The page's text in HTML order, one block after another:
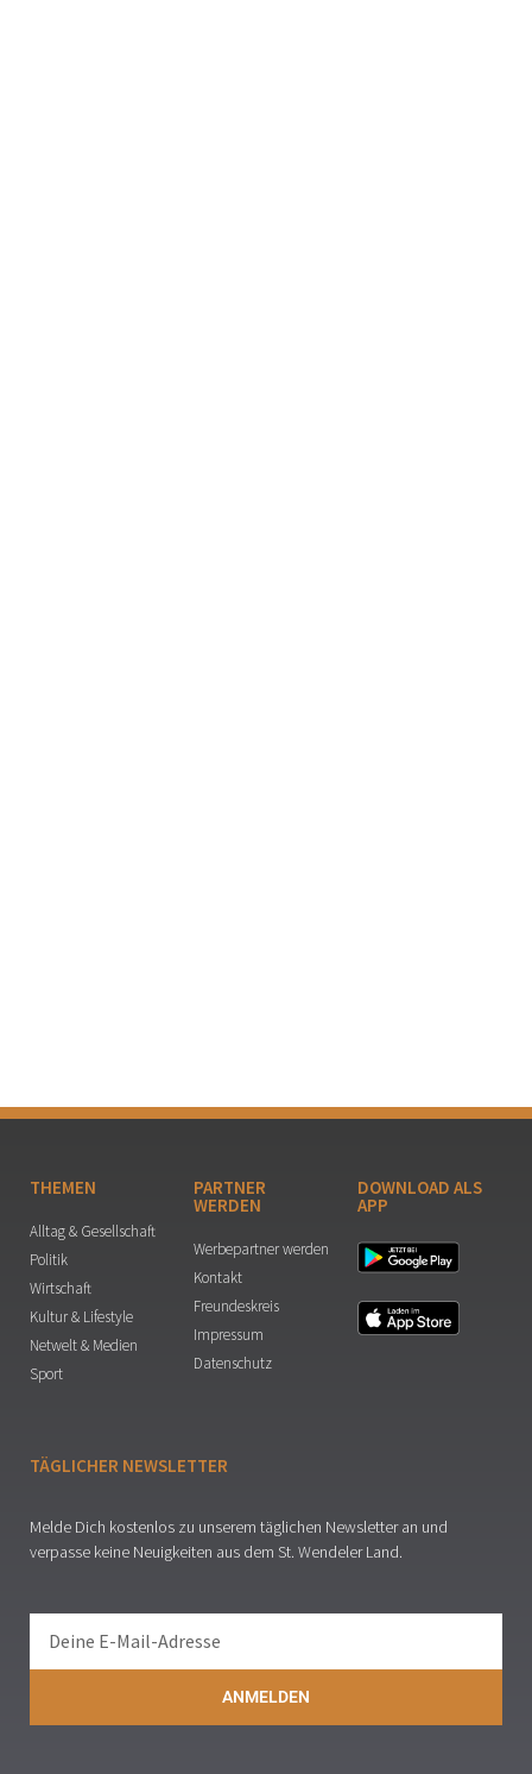
THEMEN
Alltag & Gesellschaft
Politik
Wirtschaft
Kultur & Lifestyle
Netwelt & Medien
Sport
PARTNER
WERDEN
Werbepartner werden
Kontakt
Freundeskreis
Impressum
Datenschutz
DOWNLOAD ALS
APP
TÄGLICHER NEWSLETTER
Melde Dich kostenlos zu unserem täglichen Newsletter an und
verpasse keine Neuigkeiten aus dem St. Wendeler Land.
ANMELDEN